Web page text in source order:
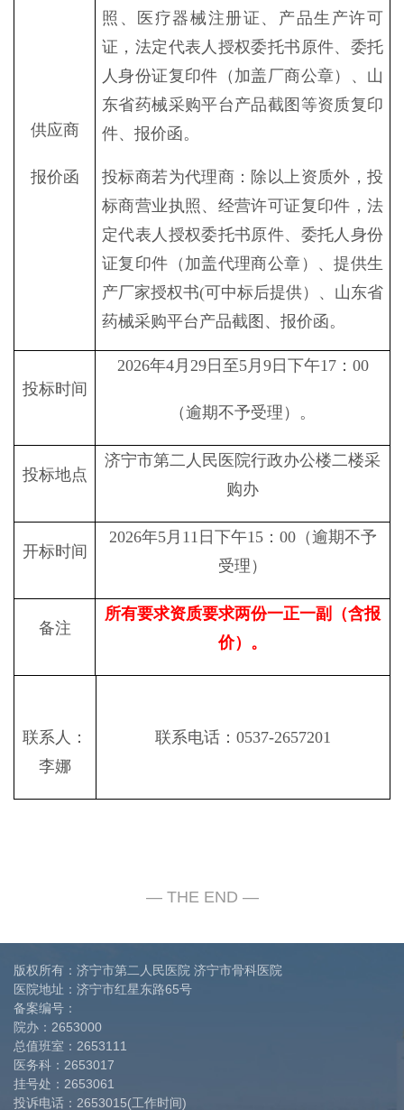
供应商
报价函
照、
医疗器械注册证 、 产品生产许可
证 ， 法定代表人授权委托书原件、委托
人身份证复印件（加盖厂商公章） 、 山
东省药械采购平台产品截图 等资质复印
件、报价函。
投标商若为代理商 ：除以上资质外 ，投
标商营业执照、经营许可证复印件，法
定代表人授权委托书原件、委托人身份
证复印件（加盖代理商公章） 、提供生
产厂家授权书(可中标后提供） 、 山东省
药械采购平台产品截图、 报价函。
投标时间
2026年4月 29日至5月 9日 下午17： 00
（逾期不予受理）。
投标地点
济宁市第二人民医院行政办公楼二楼采
购办
开标时间
2026年5月 11 日 下午15： 00（逾期不予
受理）
备注
所有要求资质要求两份一正一副（含报
价）。
联系人：
李娜
联系电话： 0537-2657201
版权所有：济宁市第二人民医院 济宁市骨科医院
医院地址：济宁市红星东路65号
备案编号：
院办： 2653000
总值班室： 2653111
医务科： 2653017
挂号处： 2653061
投诉电话： 2653015(工作时间)